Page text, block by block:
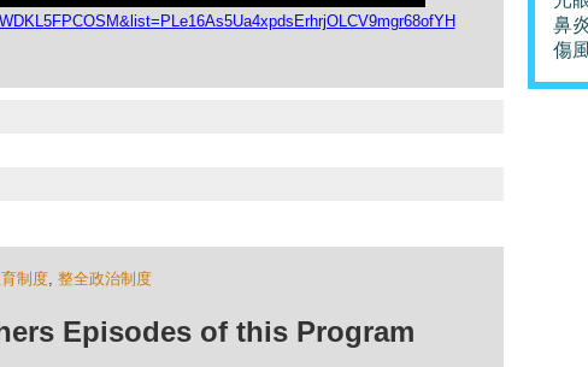
制度, 整全政治制度
Episodes of this Program
鼻
傷